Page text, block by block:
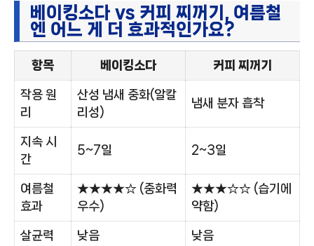
베이킹소다 vs 커피 찌꺼기, 여름철
엔 어느 게 더 효과적인가요?
항목 베이킹소다 커피 찌꺼기
작용 원
리
산성 냄새 중화(알칼
리성)
냄새 분자 흡착
지속 시
간
5~7일 2~3일
여름철
효과
★★★★☆ (중화력
우수)
★★★☆☆ (습기에
약함)
살균력 낮음 낮음